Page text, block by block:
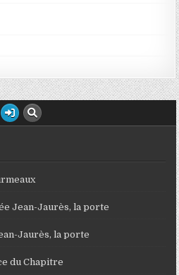
Jean-Jaurès, la porte
Jaurès, la porte
du Chapitre